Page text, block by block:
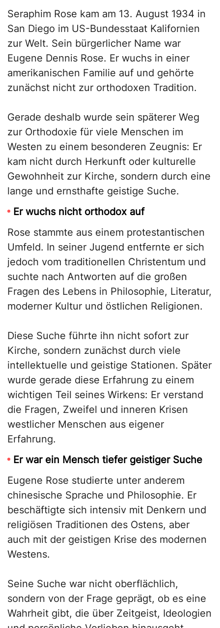
Seraphim Rose kam am 13. August 1934 in
San Diego im US-Bundesstaat Kalifornien
zur Welt. Sein bürgerlicher Name war
Eugene Dennis Rose. Er wuchs in einer
amerikanischen Familie auf und gehörte
zunächst nicht zur orthodoxen Tradition.
Gerade deshalb wurde sein späterer Weg
zur Orthodoxie für viele Menschen im
Westen zu einem besonderen Zeugnis: Er
kam nicht durch Herkunft oder kulturelle
Gewohnheit zur Kirche, sondern durch eine
lange und ernsthafte geistige Suche.
Er wuchs nicht orthodox auf
Rose stammte aus einem protestantischen
Umfeld. In seiner Jugend entfernte er sich
jedoch vom traditionellen Christentum und
suchte nach Antworten auf die großen
Fragen des Lebens in Philosophie, Literatur,
moderner Kultur und östlichen Religionen.
Diese Suche führte ihn nicht sofort zur
Kirche, sondern zunächst durch viele
intellektuelle und geistige Stationen. Später
wurde gerade diese Erfahrung zu einem
wichtigen Teil seines Wirkens: Er verstand
die Fragen, Zweifel und inneren Krisen
westlicher Menschen aus eigener
Erfahrung.
Er war ein Mensch tiefer geistiger Suche
Eugene Rose studierte unter anderem
chinesische Sprache und Philosophie. Er
beschäftigte sich intensiv mit Denkern und
religiösen Traditionen des Ostens, aber
auch mit der geistigen Krise des modernen
Westens.
Seine Suche war nicht oberflächlich,
sondern von der Frage geprägt, ob es eine
Wahrheit gibt, die über Zeitgeist, Ideologien